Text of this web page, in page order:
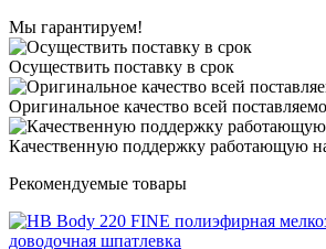
Мы гарантируем!
Осуществить поставку в срок
Оригинальное качество всей
Качественную поддержку работающую на
Рекомендуемые товары